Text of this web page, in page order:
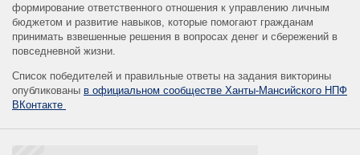
формирование ответственного отношения к управлению личным
бюджетом и развитие навыков, которые помогают гражданам
принимать взвешенные решения в вопросах денег и сбережений в
повседневной жизни.
Список победителей и правильные ответы на задания викторины
опубликованы в официальном сообществе Ханты-Мансийского НПФ
ВКонтакте